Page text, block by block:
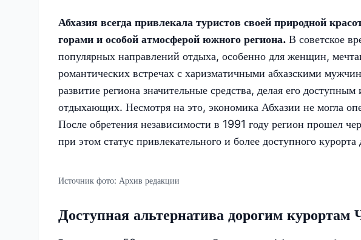
Абхазия всегда привлекала туристов своей природной
горами и особой атмосферой южного региона. В советское
популярных направлений отдыха, особенно для женщин,
романтических встречах с харизматичными абхазскими
развитие региона значительные средства, делая его
отдыхающих. Несмотря на это, экономика Абхазии не могла
После обретения независимости в 1991 году регион прошел
при этом статус привлекательного и более доступного
Источник фото: Архив редакции
Доступная альтернатива дорогим курортам